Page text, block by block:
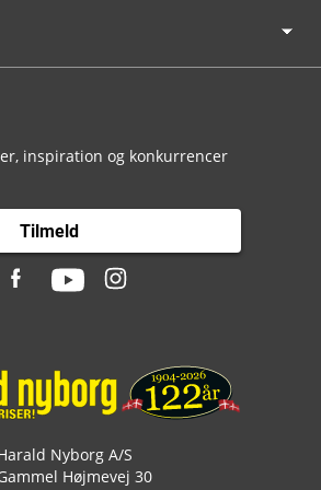
inspiration og konkurrencer
Tilmeld
Nyborg A/S
Højmevej 30